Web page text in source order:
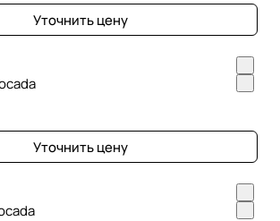
Уточнить цену
Уточнить цену